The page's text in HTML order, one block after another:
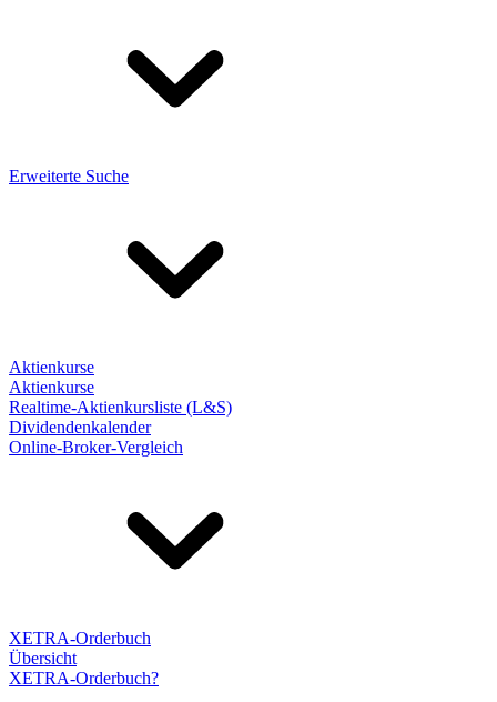
Erweiterte Suche
Aktienkurse
Aktienkurse
Realtime-Aktienkursliste (L&S)
Dividendenkalender
Online-Broker-Vergleich
XETRA-Orderbuch
Übersicht
XETRA-Orderbuch?